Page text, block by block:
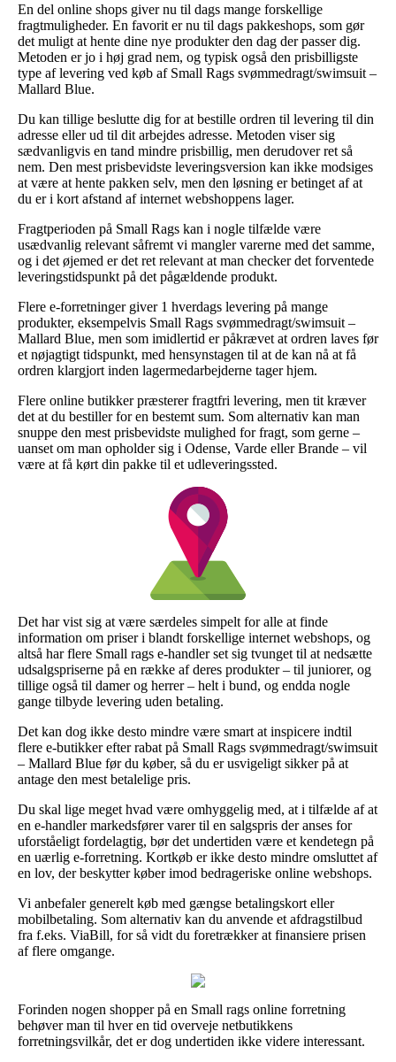
En del online shops giver nu til dags mange forskellige
fragtmuligheder. En favorit er nu til dags pakkeshops, som gør
det muligt at hente dine nye produkter den dag der passer dig.
Metoden er jo i høj grad nem, og typisk også den prisbilligste
type af levering ved køb af Small Rags svømmedragt/swimsuit –
Mallard Blue.
Du kan tillige beslutte dig for at bestille ordren til levering til din
adresse eller ud til dit arbejdes adresse. Metoden viser sig
sædvanligvis en tand mindre prisbillig, men derudover ret så
nem. Den mest prisbevidste leveringsversion kan ikke modsiges
at være at hente pakken selv, men den løsning er betinget af at
du er i kort afstand af internet webshoppens lager.
Fragtperioden på Small Rags kan i nogle tilfælde være
usædvanlig relevant såfremt vi mangler varerne med det samme,
og i det øjemed er det ret relevant at man checker det forventede
leveringstidspunkt på det pågældende produkt.
Flere e-forretninger giver 1 hverdags levering på mange
produkter, eksempelvis Small Rags svømmedragt/swimsuit –
Mallard Blue, men som imidlertid er påkrævet at ordren laves før
et nøjagtigt tidspunkt, med hensynstagen til at de kan nå at få
ordren klargjort inden lagermedarbejderne tager hjem.
Flere online butikker præsterer fragtfri levering, men tit kræver
det at du bestiller for en bestemt sum. Som alternativ kan man
snuppe den mest prisbevidste mulighed for fragt, som gerne –
uanset om man opholder sig i Odense, Varde eller Brande – vil
være at få kørt din pakke til et udleveringssted.
Det har vist sig at være særdeles simpelt for alle at finde
information om priser i blandt forskellige internet webshops, og
altså har flere Small rags e-handler set sig tvunget til at nedsætte
udsalgspriserne på en række af deres produkter – til juniorer, og
tillige også til damer og herrer – helt i bund, og endda nogle
gange tilbyde levering uden betaling.
Det kan dog ikke desto mindre være smart at inspicere indtil
flere e-butikker efter rabat på Small Rags svømmedragt/swimsuit
– Mallard Blue før du køber, så du er usvigeligt sikker på at
antage den mest betalelige pris.
Du skal lige meget hvad være omhyggelig med, at i tilfælde af at
en e-handler markedsfører varer til en salgspris der anses for
uforståeligt fordelagtig, bør det undertiden være et kendetegn på
en uærlig e-forretning. Kortkøb er ikke desto mindre omsluttet af
en lov, der beskytter køber imod bedrageriske online webshops.
Vi anbefaler generelt køb med gængse betalingskort eller
mobilbetaling. Som alternativ kan du anvende et afdragstilbud
fra f.eks. ViaBill, for så vidt du foretrækker at finansiere prisen
af flere omgange.
Forinden nogen shopper på en Small rags online forretning
behøver man til hver en tid overveje netbutikkens
forretningsvilkår, det er dog undertiden ikke videre interessant.